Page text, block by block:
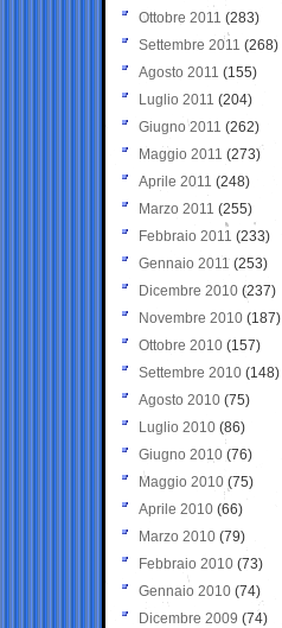
Ottobre 2011 (283)
Settembre 2011 (268)
Agosto 2011 (155)
Luglio 2011 (204)
Giugno 2011 (262)
Maggio 2011 (273)
Aprile 2011 (248)
Marzo 2011 (255)
Febbraio 2011 (233)
Gennaio 2011 (253)
Dicembre 2010 (237)
Novembre 2010 (187)
Ottobre 2010 (157)
Settembre 2010 (148)
Agosto 2010 (75)
Luglio 2010 (86)
Giugno 2010 (76)
Maggio 2010 (75)
Aprile 2010 (66)
Marzo 2010 (79)
Febbraio 2010 (73)
Gennaio 2010 (74)
Dicembre 2009 (74)